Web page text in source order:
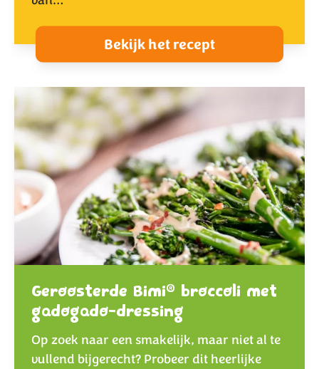
Bekijk het recept
Geroosterde Bimi® broccoli met
gadogado-dressing
Op zoek naar een smakelijk, maar niet al te
vullend bijgerecht? Probeer dit heerlijke